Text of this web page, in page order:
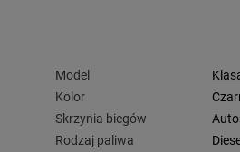
Model
Kolor
Skrzynia biegów
Rodzaj paliwa